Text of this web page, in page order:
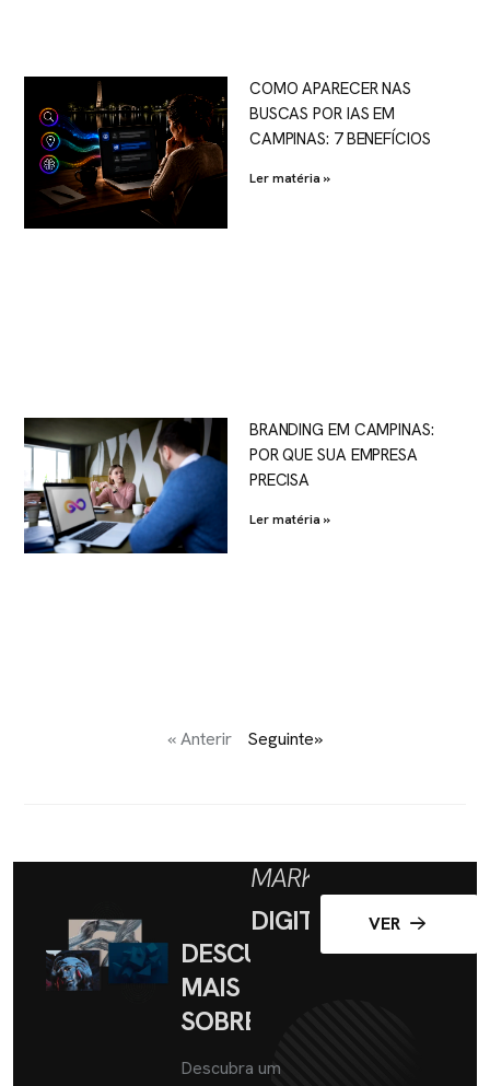
COMO APARECER NAS
BUSCAS POR IAS EM
CAMPINAS: 7 BENEFÍCIOS
Ler matéria »
BRANDING EM CAMPINAS:
POR QUE SUA EMPRESA
PRECISA
Ler matéria »
« Anterir Seguinte»
DESCUBRA
MAIS
SOBRE
MARKETING
DIGITAL
Descubra um
VER